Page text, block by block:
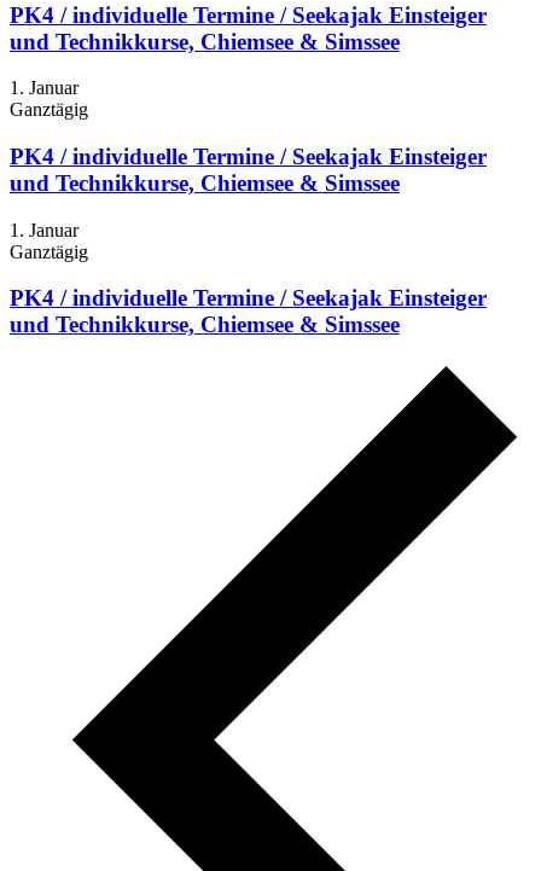
PK4 / individuelle Termine / Seekajak Einsteiger
und Technikkurse, Chiemsee & Simssee
1. Januar
Ganztägig
PK4 / individuelle Termine / Seekajak Einsteiger
und Technikkurse, Chiemsee & Simssee
1. Januar
Ganztägig
PK4 / individuelle Termine / Seekajak Einsteiger
und Technikkurse, Chiemsee & Simssee